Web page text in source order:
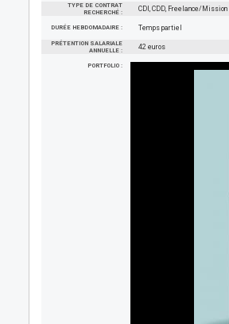
TYPE DE CONTRAT
RECHERCHÉ :
CDI, CDD, Freelance/Mission
DURÉE HEBDOMADAIRE : Temps partiel
PRÉTENTION SALARIALE
ANNUELLE :
42 euros
PORTFOLIO :